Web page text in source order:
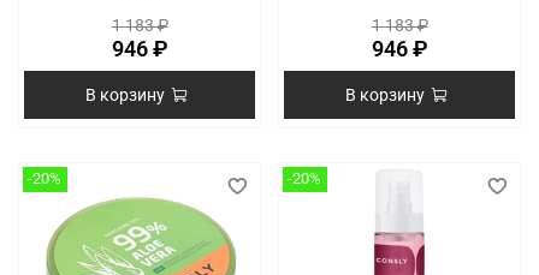
1 183 ₽
946 ₽
В корзину
1 183 ₽
946 ₽
В корзину
-20% -20%